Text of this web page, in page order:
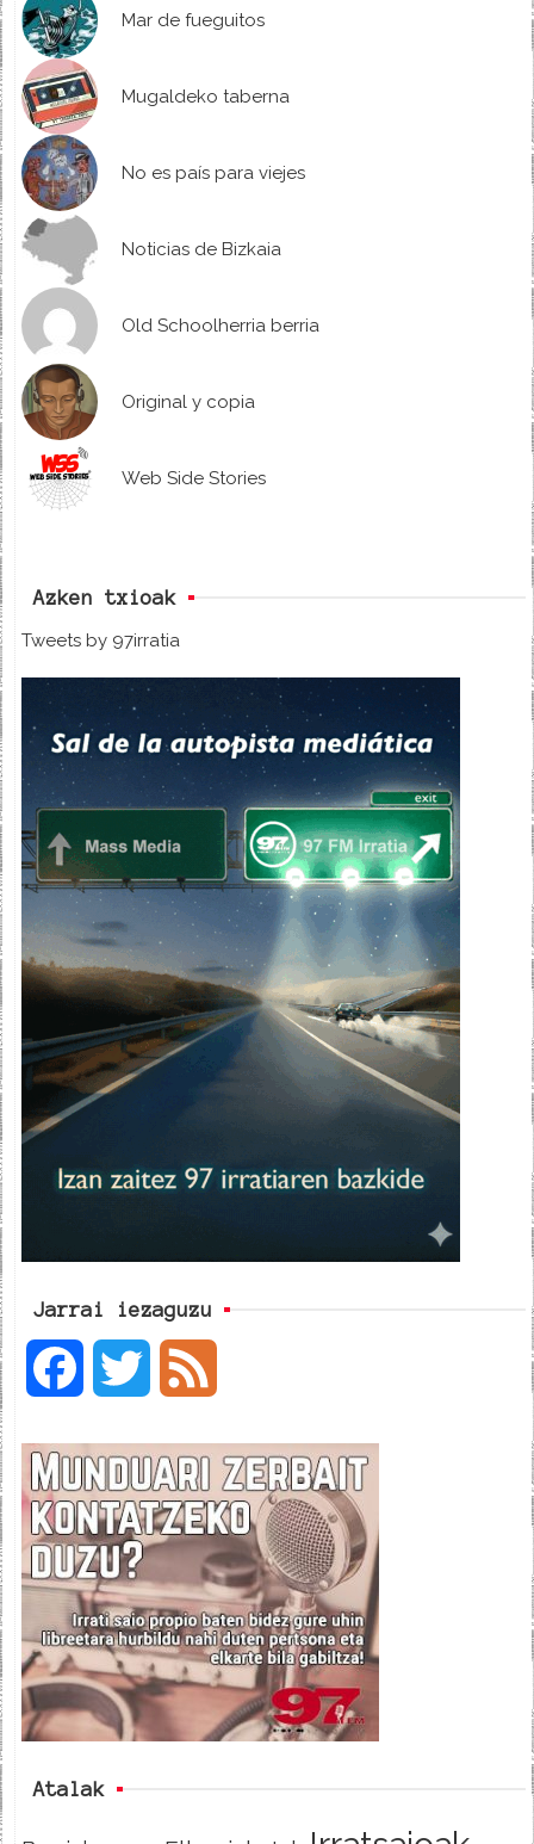
Mar de fueguitos
Mugaldeko taberna
No es país para viejes
Noticias de Bizkaia
Old Schoolherria berria
Original y copia
Web Side Stories
Azken txioak
Tweets by 97irratia
Jarrai iezaguzu
c
e
b
o
o
i
t
t
e
e
d
Atalak